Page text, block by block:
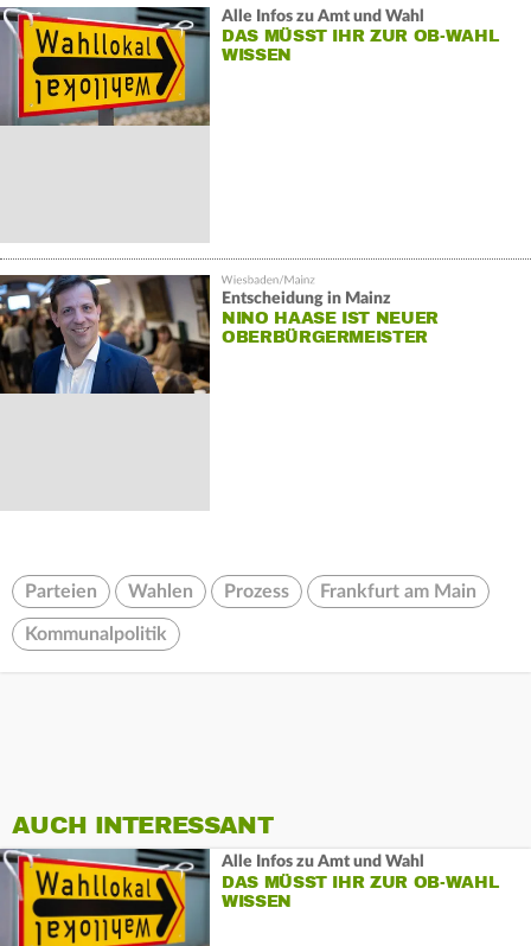
Alle Infos zu Amt und Wahl
DAS MÜSST IHR ZUR OB-WAHL
WISSEN
Entscheidung in Mainz
NINO HAASE IST NEUER
OBERBÜRGERMEISTER
Parteien Wahlen Prozess Frankfurt am Main
Kommunalpolitik
AUCH INTERESSANT
Alle Infos zu Amt und Wahl
DAS MÜSST IHR ZUR OB-WAHL
WISSEN